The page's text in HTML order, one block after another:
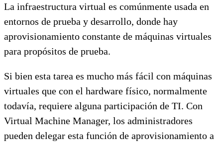
La infraestructura virtual es comúnmente usada en
entornos de prueba y desarrollo, donde hay
aprovisionamiento constante de máquinas virtuales
para propósitos de prueba.
Si bien esta tarea es mucho más fácil con máquinas
virtuales que con el hardware físico, normalmente
todavía, requiere alguna participación de TI. Con
Virtual Machine Manager, los administradores
pueden delegar esta función de aprovisionamiento a